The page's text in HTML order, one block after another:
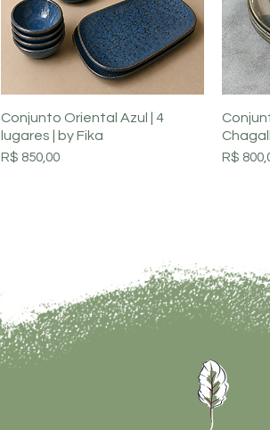
Visualização rápida
Conjunto Oriental Azul | 4
lugares | by Fika
Preço
R$ 850,00 Preço
R$